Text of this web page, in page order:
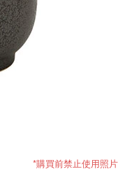
*購買前禁止使用照片